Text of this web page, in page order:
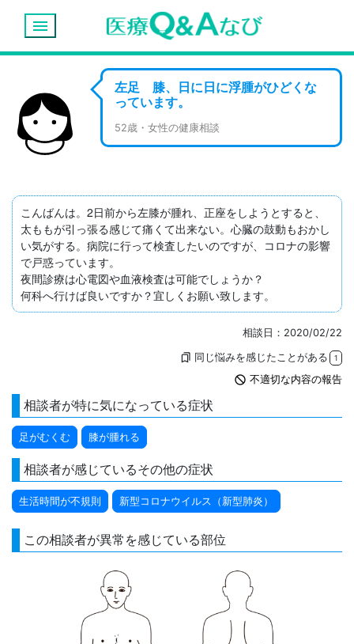
menu
左足 膝、日に日に浮腫がひどくな
っています。
52歳・女性の健康相談
こんばんは。2日前から左膝が腫れ、正座をしようとすると、
太ももが引っ張る感じて痛くて出来ない。心臓の鼓動もおかし
い気がする。病院に行って検査したいのですが、コロナの影響
で戸惑っています。
夜間診療は心電図や血液検査は可能でしょうか？
何科へ行けば良いですか？宜しくお願い致します。
相談日：2020/02/22
bookmarks 同じ悩みを感じたことがある 1
not_interested 不適切な内容の報告
相談者が特に気になっている症状
足がむくむ 膝が腫れる
相談者が感じているその他の症状
生活時間が不規則 新型コロナウイルス（新型肺炎）
この相談者が異常を感じている部位